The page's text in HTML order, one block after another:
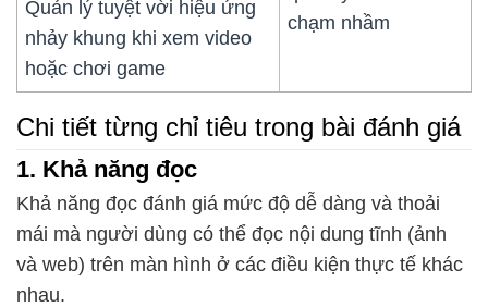
Quản lý tuyệt vời hiệu ứng
nhảy khung khi xem video
hoặc chơi game
chạm nhầm
Chi tiết từng chỉ tiêu trong bài đánh giá
1. Khả năng đọc
Khả năng đọc đánh giá mức độ dễ dàng và thoải
mái mà người dùng có thể đọc nội dung tĩnh (ảnh
và web) trên màn hình ở các điều kiện thực tế khác
nhau.